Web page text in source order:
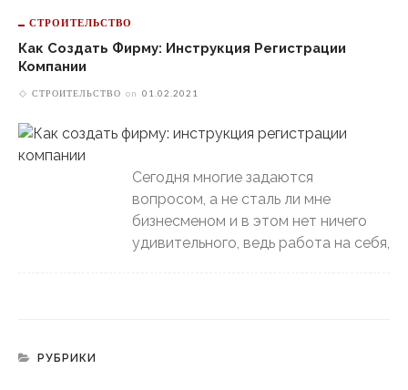
СТРОИТЕЛЬСТВО
Как Создать Фирму: Инструкция Регистрации
Компании
СТРОИТЕЛЬСТВО on 01.02.2021
Сегодня многие задаются
вопросом, а не сталь ли мне
бизнесменом и в этом нет ничего
удивительного, ведь работа на себя,
РУБРИКИ